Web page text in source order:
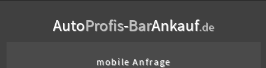
AutoProfis-BarAnkauf.de
mobile Anfrage